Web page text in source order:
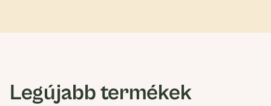
Legújabb termékek